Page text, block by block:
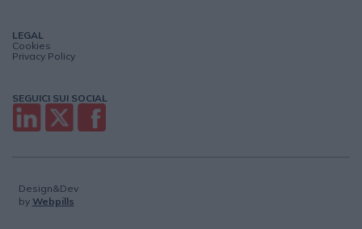
LEGAL
Cookies
Privacy Policy
SEGUICI SUI SOCIAL
Design&Dev
by Webpills